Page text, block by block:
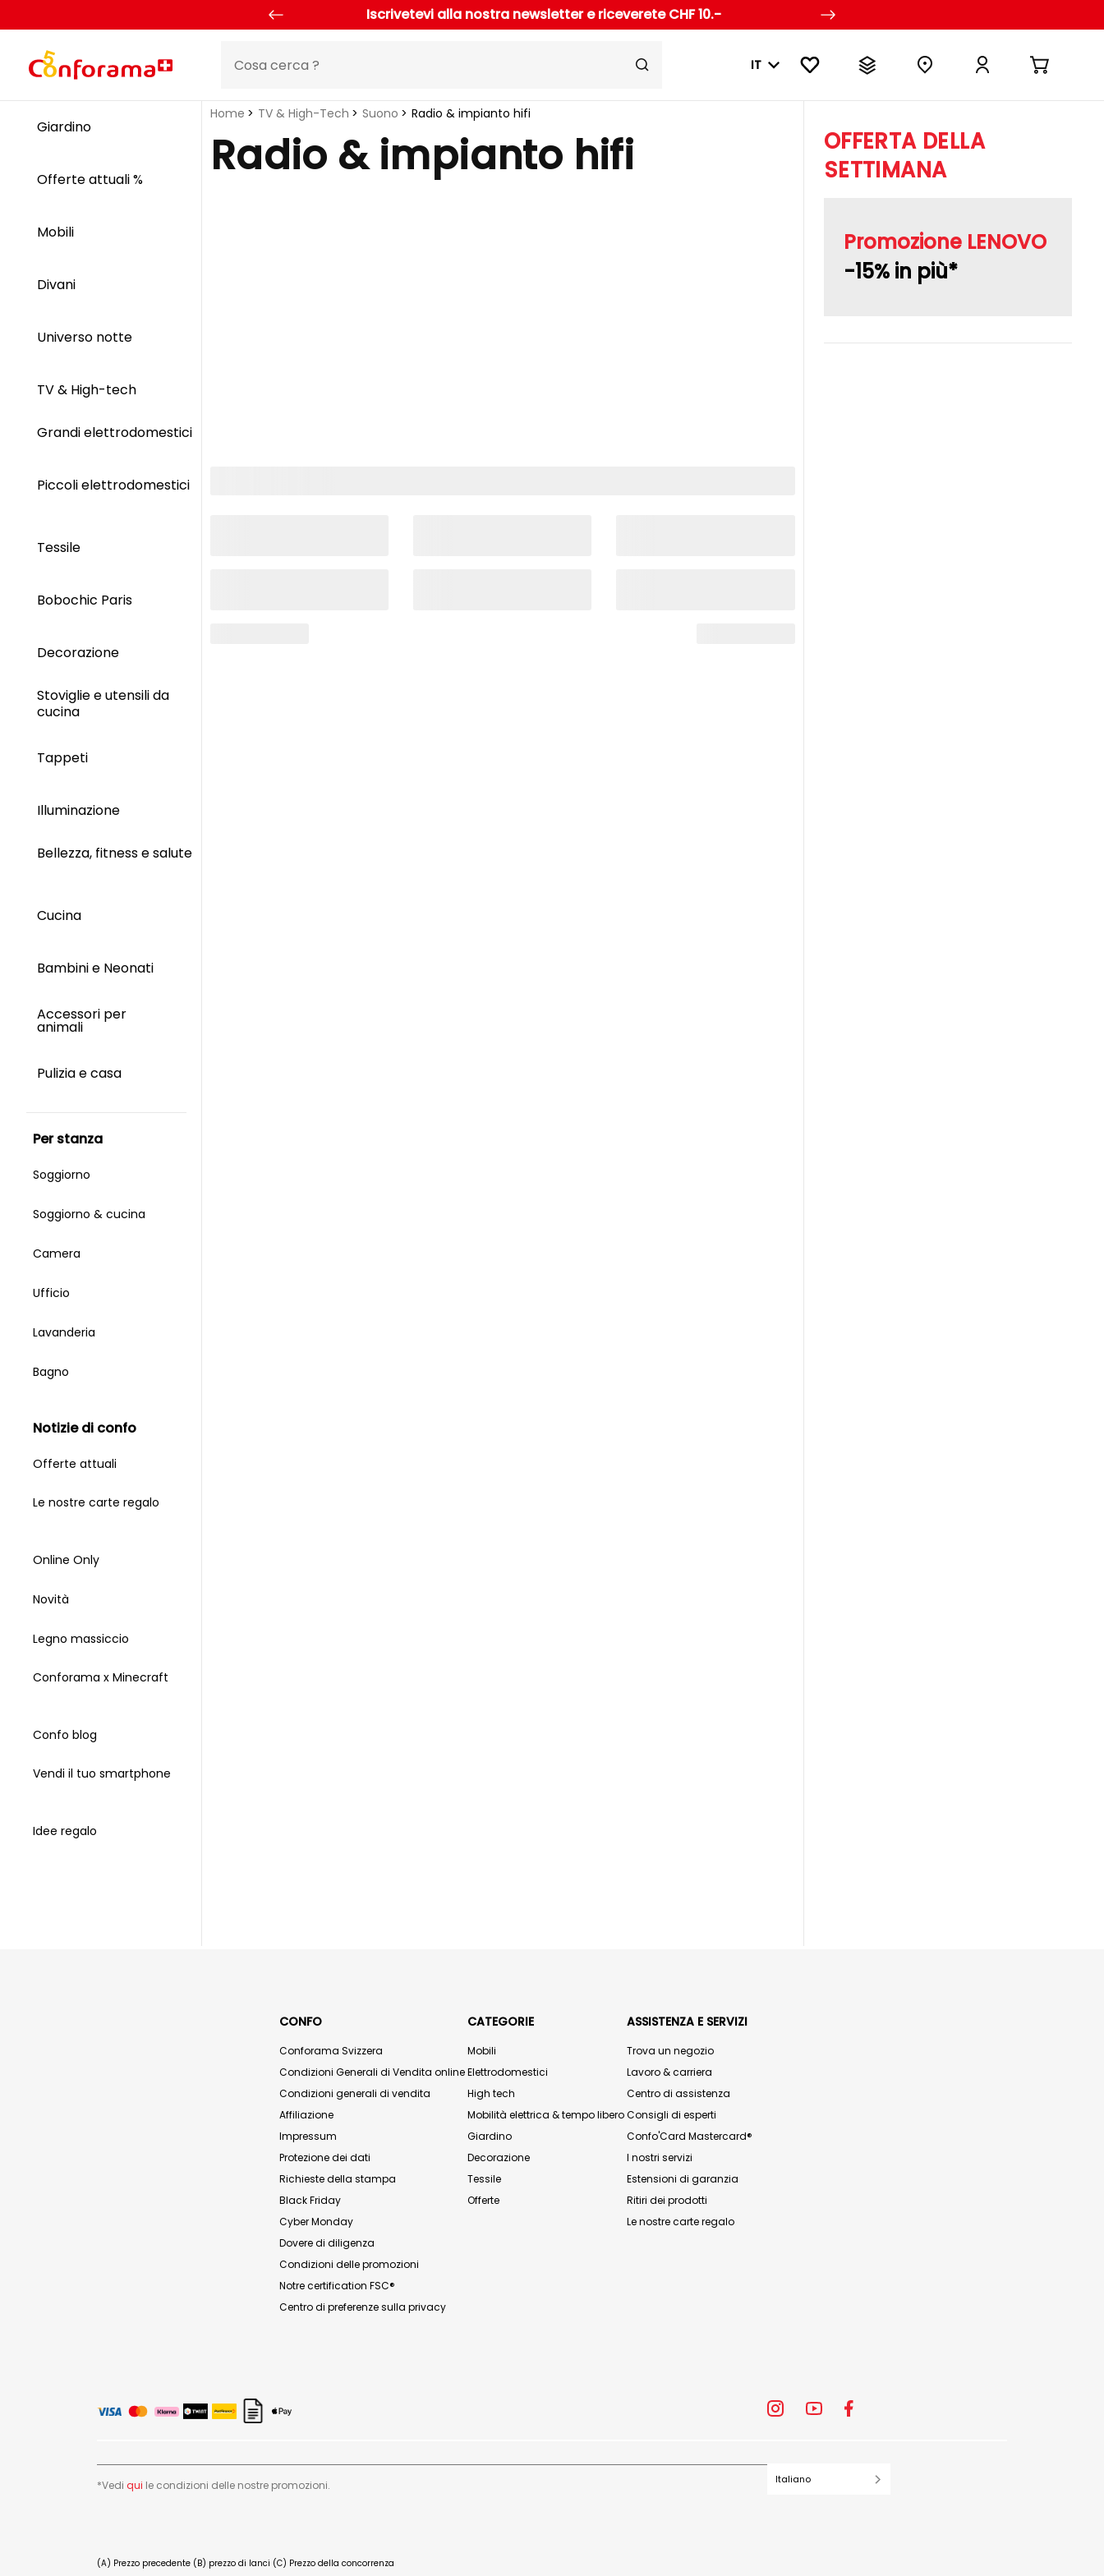
Iscrivetevi alla nostra newsletter e riceverete CHF 10.-
IT
Giardino
Offerte attuali %
Mobili
Divani
Universo notte
TV & High-tech
Grandi elettrodomestici
Piccoli elettrodomestici
Tessile
Bobochic Paris
Decorazione
Stoviglie e utensili da
cucina
Tappeti
Illuminazione
Bellezza, fitness e salute
Cucina
Bambini e Neonati
Accessori per
animali
Pulizia e casa
per stanza
Soggiorno
Soggiorno & cucina
Camera
Ufficio
Lavanderia
Bagno
notizie di confo
Offerte attuali
Le nostre carte regalo
Online Only
Novità
Legno massiccio
Conforama x Minecraft
Confo blog
Vendi il tuo smartphone
Idee regalo
OFFERTA DELLA
SETTIMANA
Promozione LENOVO
-15% in più*
Home TV & High-Tech Suono Radio & impianto hifi
Radio & impianto hifi
CONFO
Conforama Svizzera
Condizioni Generali di Vendita online
Condizioni generali di vendita
Affiliazione
Impressum
Protezione dei dati
Richieste della stampa
Black Friday
Cyber Monday
Dovere di diligenza
Condizioni delle promozioni
Notre certification FSC®
Centro di preferenze sulla privacy
CATEGORIE
Mobili
Elettrodomestici
High tech
Mobilità elettrica & tempo libero
Giardino
Decorazione
Tessile
Offerte
ASSISTENZA E SERVIZI
Trova un negozio
Lavoro & carriera
Centro di assistenza
Consigli di esperti
Confo'Card Mastercard®
I nostri servizi
Estensioni di garanzia
Ritiri dei prodotti
Le nostre carte regalo
Italiano
*Vedi qui le condizioni delle nostre promozioni.
(A) Prezzo precedente (B) prezzo di lanci (C) Prezzo della concorrenza